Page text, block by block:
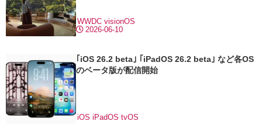
2026-06-10
WWDC visionOS
｢iOS 26.2 beta｣ ｢iPadOS 26.2 beta｣ など各OS
のベータ版が配信開始
iOS iPadOS tvOS